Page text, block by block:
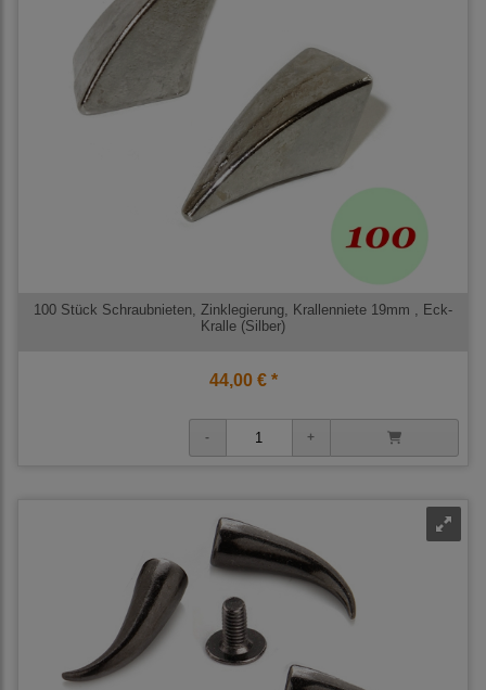
100 Stück Schraubnieten, Zinklegierung, Krallenniete 19mm , Eck-
Kralle (Silber)
44,00 € *